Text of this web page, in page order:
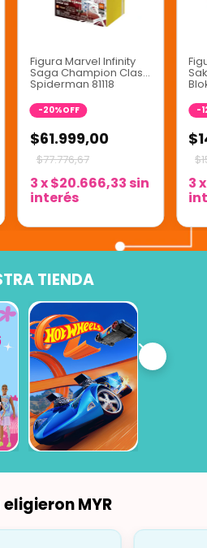
Figura Marvel Infinity
Saga Champion Class
Spiderman 81118
-20%OFF
$61.999,00
$77.776,67
3x$20.666,33 sin
interés
-
3
TIENDA
MYR